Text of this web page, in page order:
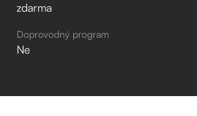
zdarma
Doprovodný program
Ne